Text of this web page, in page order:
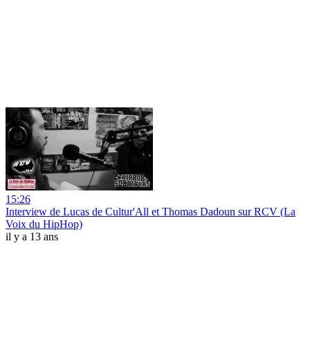
15:26
Interview de Lucas de Cultur'All et Thomas Dadoun sur RCV (La
Voix du HipHop)
il y a 13 ans